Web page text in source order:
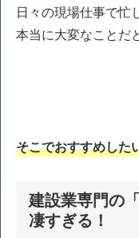
日々の現場仕事で忙
本当に大変なことだ
そこでおすすめした
建設業専門の
凄すぎる！